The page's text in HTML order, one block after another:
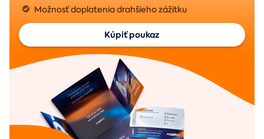
Možnosť doplatenia drahšieho zážitku
Kúpiť poukaz